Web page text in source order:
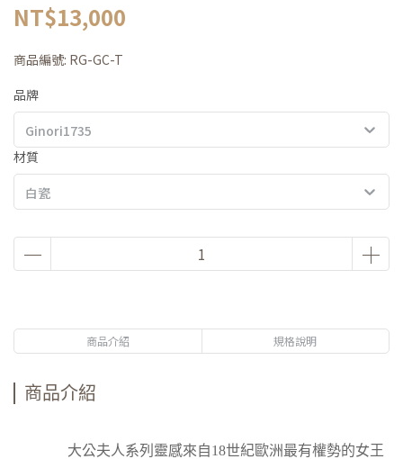
NT$13,000
商品編號: RG-GC-T
品牌
Ginori1735
材質
白瓷
商品介紹 規格說明
商品介紹
大公夫人系列靈感來自18世紀歐洲最有權勢的女王